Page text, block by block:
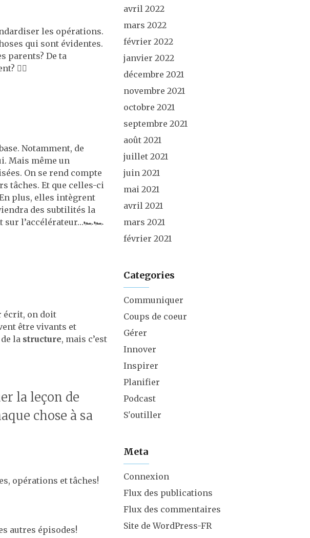
les opérations.
qui sont évidentes.
parents? De ta
🤦‍♀️
Notamment, de
Mais même un
On se rend compte
tâches. Et que celles-ci
plus, elles intègrent
des subtilités la
sur l’accélérateur…🏎️🏎️
écrit, on doit
être vivants et
la structure, mais c’est
la leçon de
chose à sa
opérations et tâches!
autres épisodes!
avril 2022
mars 2022
février 2022
janvier 2022
décembre 2021
novembre 2021
octobre 2021
septembre 2021
août 2021
juillet 2021
juin 2021
mai 2021
avril 2021
mars 2021
février 2021
Categories
Communiquer
Coups de coeur
Gérer
Innover
Inspirer
Planifier
Podcast
S'outiller
Meta
Connexion
Flux des publications
Flux des commentaires
Site de WordPress-FR